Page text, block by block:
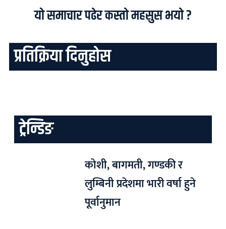
यो समाचार पढेर कस्तो महसुस भयो ?
प्रतिक्रिया दिनुहोस
ट्रेन्डिङ
कोशी, बागमती, गण्डकी र
लुम्बिनी प्रदेशमा भारी वर्षा हुने
पूर्वानुमान